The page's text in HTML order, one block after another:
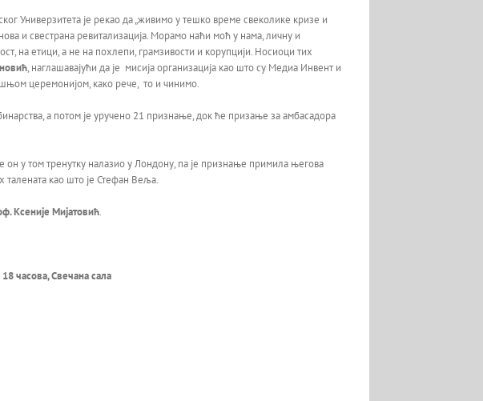
Универзитета је рекао да „живимо у тешко време свеколике кризе и
и свестрана ревитализација. Морамо наћи моћ у нама, личну и
на етици, а не на похлепи, грамзивости и корупцији. Носиоци тих
, наглашавајући да је мисија организација као што су Медиа Инвент и
церемонијом, како рече, то и чинимо.
а потом је уручено 21 признање, док ће призање за амбасадора
он у том тренутку налазио у Лондону, па је признање примила његова
као што је Стефан Веља.
Ксеније Мијатовић.
часова, Свечана сала